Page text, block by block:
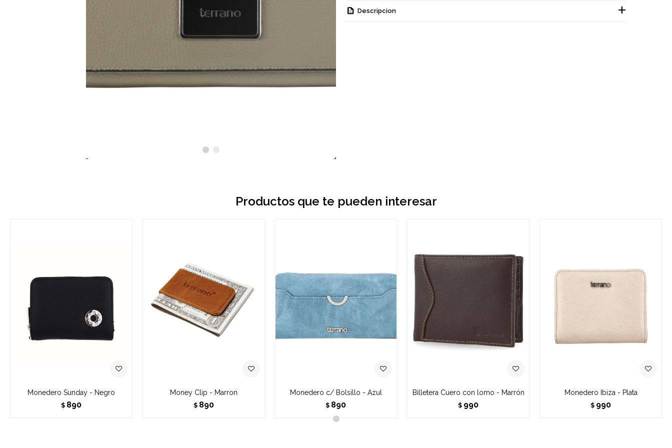
Descripcion
Productos que te pueden interesar
Monedero Sunday - Negro
$ 890
Money Clip - Marron
$ 890
Monedero c/ Bolsillo - Azul
$ 890
Billetera Cuero con lomo - Marrón
$ 990
Monedero Ibiza - Plata
$ 990